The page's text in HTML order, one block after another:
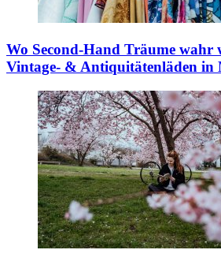
Wo Second-Hand Träume wahr
Vintage- & Antiquitätenläden in